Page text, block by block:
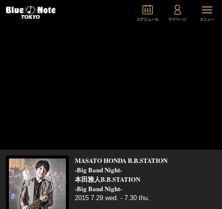
MASATO HONDA B.B.STATION
-Big Band Night-
本田雅人B.B.STATION
-Big Band Night-
2015 7.29 wed. - 7.30 thu.